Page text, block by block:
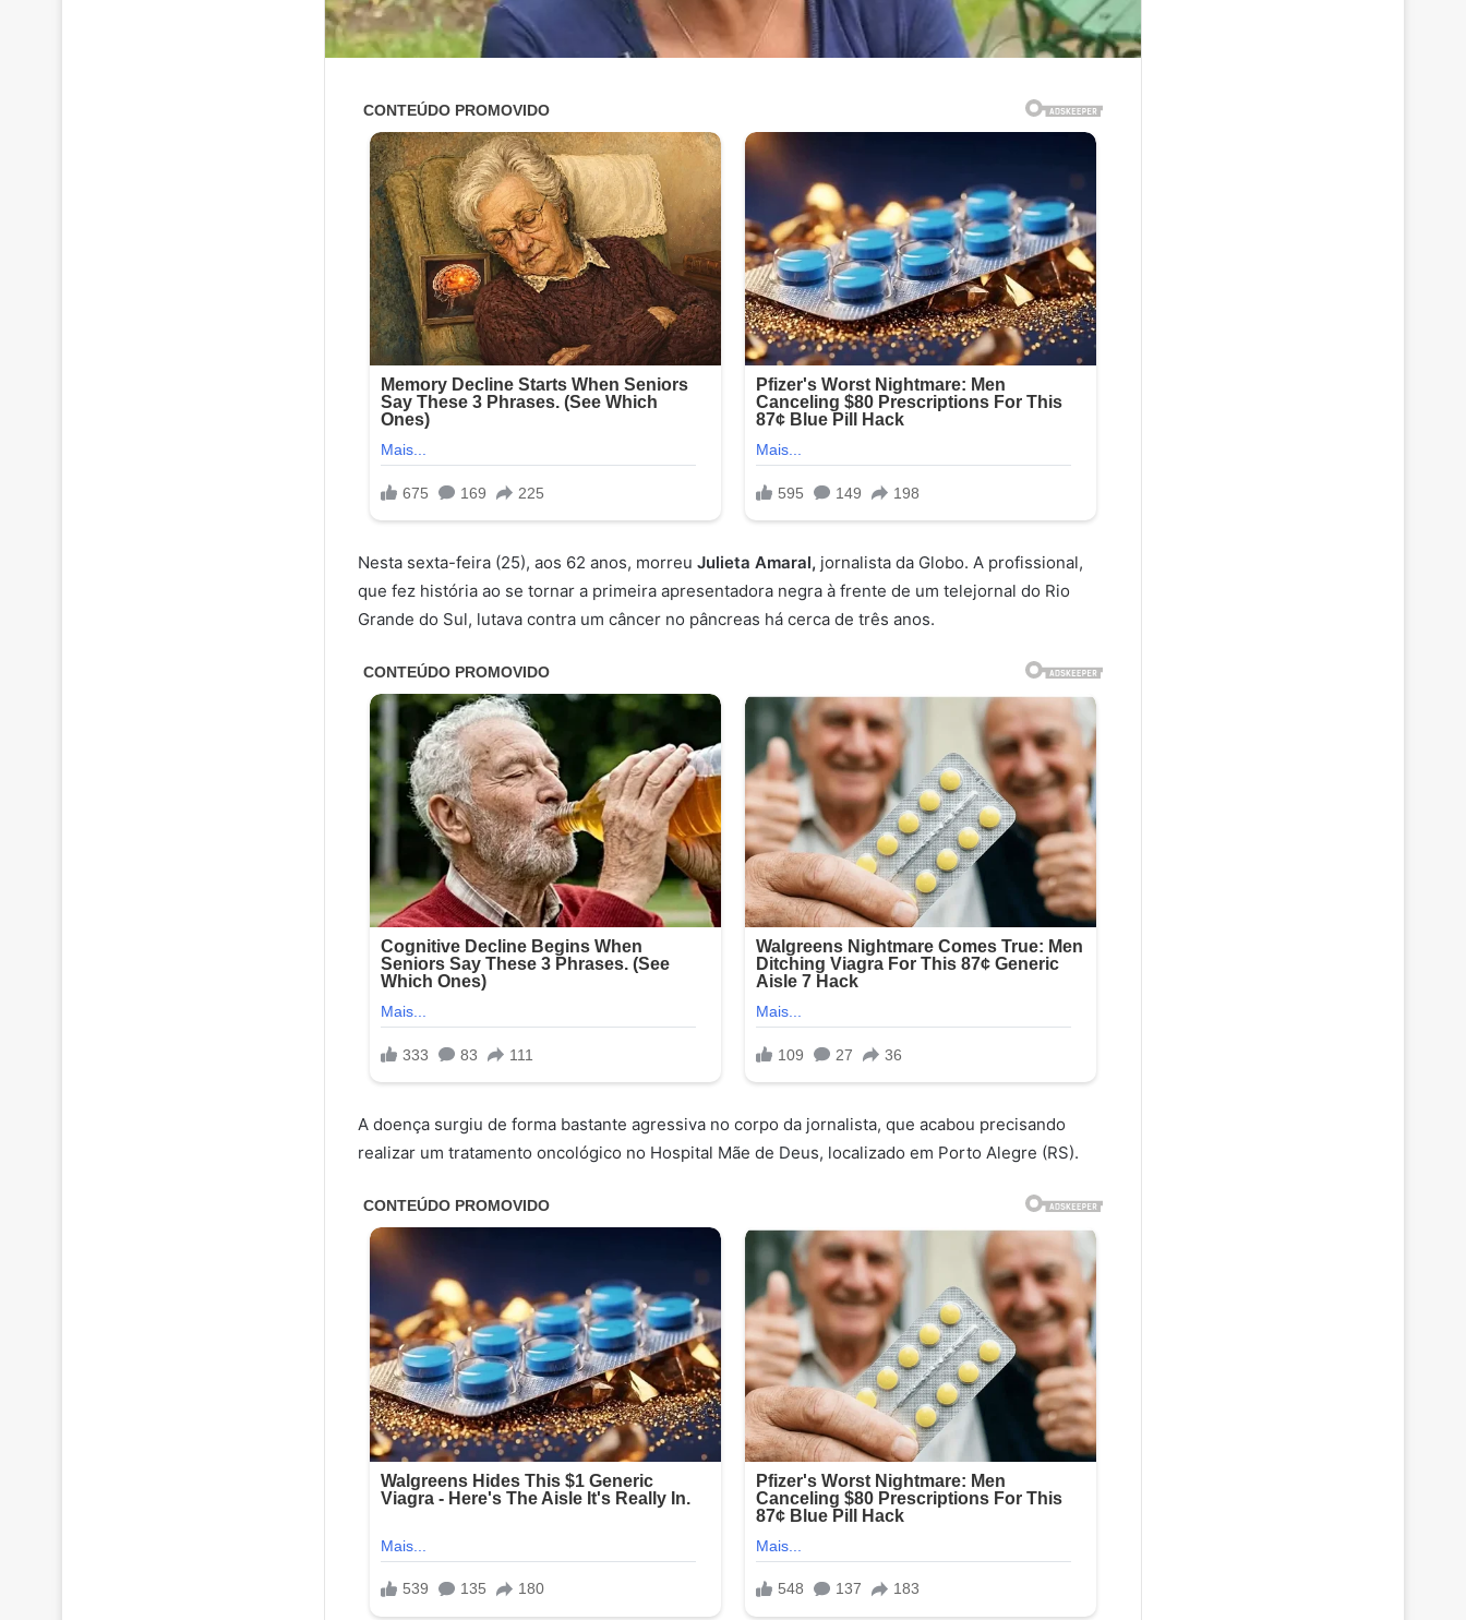
Nesta sexta-feira (25), aos 62 anos, morreu Julieta Amaral, jornalista da Globo. A profissional,
que fez história ao se tornar a primeira apresentadora negra à frente de um telejornal do Rio
Grande do Sul, lutava contra um câncer no pâncreas há cerca de três anos.
A doença surgiu de forma bastante agressiva no corpo da jornalista, que acabou precisando
realizar um tratamento oncológico no Hospital Mãe de Deus, localizado em Porto Alegre (RS).